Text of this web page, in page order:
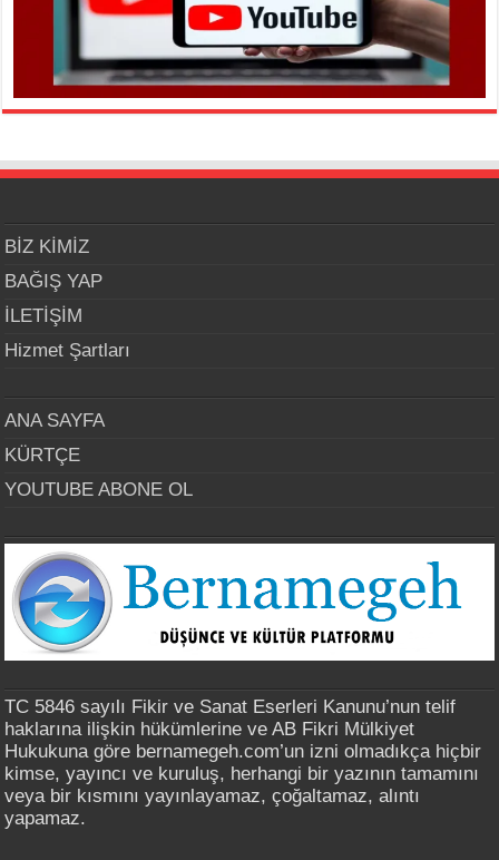
BİZ KİMİZ
BAĞIŞ YAP
İLETİŞİM
Hizmet Şartları
ANA SAYFA
KÜRTÇE
YOUTUBE ABONE OL
TC 5846 sayılı Fikir ve Sanat Eserleri Kanunu’nun telif
haklarına ilişkin hükümlerine ve AB Fikri Mülkiyet
Hukukuna göre bernamegeh.com’un izni olmadıkça hiçbir
kimse, yayıncı ve kuruluş, herhangi bir yazının tamamını
veya bir kısmını yayınlayamaz, çoğaltamaz, alıntı
yapamaz.